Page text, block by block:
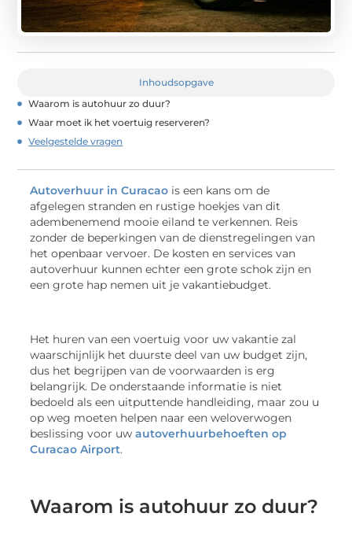
Inhoudsopgave
Waarom is autohuur zo duur?
Waar moet ik het voertuig reserveren?
Veelgestelde vragen
Autoverhuur in Curacao is een kans om de
afgelegen stranden en rustige hoekjes van dit
adembenemend mooie eiland te verkennen. Reis
zonder de beperkingen van de dienstregelingen van
het openbaar vervoer. De kosten en services van
autoverhuur kunnen echter een grote schok zijn en
een grote hap nemen uit je vakantiebudget.
Het huren van een voertuig voor uw vakantie zal
waarschijnlijk het duurste deel van uw budget zijn,
dus het begrijpen van de voorwaarden is erg
belangrijk. De onderstaande informatie is niet
bedoeld als een uitputtende handleiding, maar zou u
op weg moeten helpen naar een weloverwogen
beslissing voor uwautoverhuurbehoeften op
Curacao Airport.
Waarom is autohuur zo duur?